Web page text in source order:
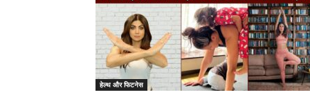
हेल्थ और फिटनेस